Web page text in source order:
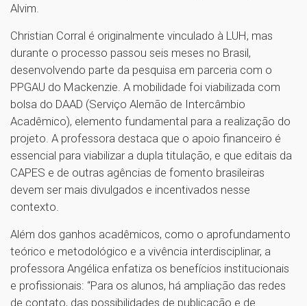
Alvim.
Christian Corral é originalmente vinculado à LUH, mas
durante o processo passou seis meses no Brasil,
desenvolvendo parte da pesquisa em parceria com o
PPGAU do Mackenzie. A mobilidade foi viabilizada com
bolsa do DAAD (Serviço Alemão de Intercâmbio
Acadêmico), elemento fundamental para a realização do
projeto. A professora destaca que o apoio financeiro é
essencial para viabilizar a dupla titulação, e que editais da
CAPES e de outras agências de fomento brasileiras
devem ser mais divulgados e incentivados nesse
contexto.
Além dos ganhos acadêmicos, como o aprofundamento
teórico e metodológico e a vivência interdisciplinar, a
professora Angélica enfatiza os benefícios institucionais
e profissionais: “Para os alunos, há ampliação das redes
de contato, das possibilidades de publicação e de